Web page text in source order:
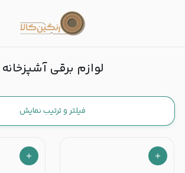
لوازم برقی آشپزخانه
فیلتر و ترتیب نمایش